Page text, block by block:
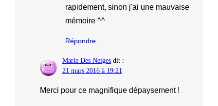
rapidement, sinon j'ai une mauvaise
mémoire ^^
Répondre
Marie Des Neiges dit :
21 mars 2016 à 19:21
Merci pour ce magnifique dépaysement !